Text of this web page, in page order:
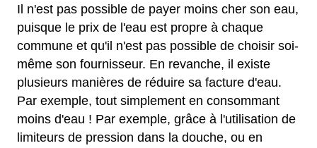
Il n'est pas possible de payer moins cher son eau,
puisque le prix de l'eau est propre à chaque
commune et qu'il n'est pas possible de choisir soi-
même son fournisseur. En revanche, il existe
plusieurs manières de réduire sa facture d'eau.
Par exemple, tout simplement en consommant
moins d'eau ! Par exemple, grâce à l'utilisation de
limiteurs de pression dans la douche, ou en